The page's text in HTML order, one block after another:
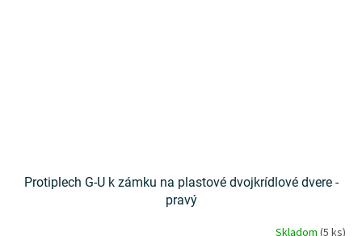
Protiplech G-U k zámku na plastové dvojkrídlové dvere -
pravý